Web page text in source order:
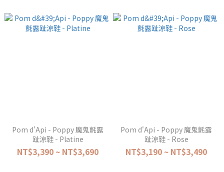
Pom d'Api - Poppy 魔鬼氈露
趾涼鞋 - Platine
NT$3,390 ~ NT$3,690
Pom d'Api - Poppy 魔鬼氈露
趾涼鞋 - Rose
NT$3,190 ~ NT$3,490